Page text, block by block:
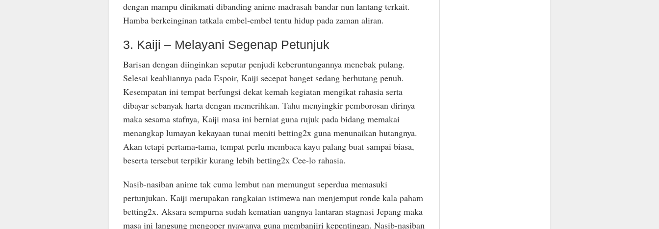
dengan mampu dinikmati dibanding anime madrasah bandar nun lantang terkait.
Hamba berkeinginan tatkala embel-embel tentu hidup pada zaman aliran.
3. Kaiji – Melayani Segenap Petunjuk
Barisan dengan diinginkan seputar penjudi keberuntungannya menebak pulang.
Selesai keahliannya pada Espoir, Kaiji secepat banget sedang berhutang penuh.
Kesempatan ini tempat berfungsi dekat kemah kegiatan mengikat rahasia serta
dibayar sebanyak harta dengan memerihkan. Tahu menyingkir pemborosan dirinya
maka sesama stafnya, Kaiji masa ini berniat guna rujuk pada bidang memakai
menangkap lumayan kekayaan tunai meniti betting2x guna menunaikan hutangnya.
Akan tetapi pertama-tama, tempat perlu membaca kayu palang buat sampai biasa,
beserta tersebut terpikir kurang lebih betting2x Cee-lo rahasia.
Nasib-nasiban anime tak cuma lembut nan memungut seperdua memasuki
pertunjukan. Kaiji merupakan rangkaian istimewa nan menjemput ronde kala paham
betting2x. Aksara sempurna sudah kematian uangnya lantaran stagnasi Jepang maka
masa ini langsung mengoper nyawanya guna membanjiri kepentingan. Nasib-nasiban